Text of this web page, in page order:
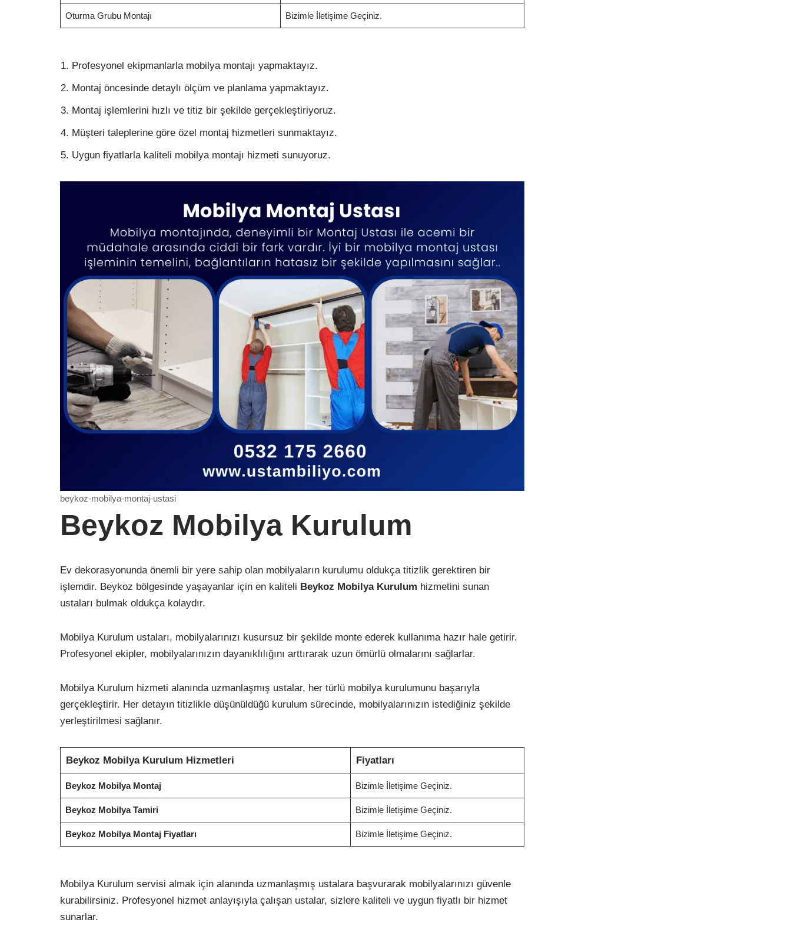
Oturma Grubu Montajı Bizimle İletişime Geçiniz.
Profesyonel ekipmanlarla mobilya montajı yapmaktayız.
Montaj öncesinde detaylı ölçüm ve planlama yapmaktayız.
Montaj işlemlerini hızlı ve titiz bir şekilde gerçekleştiriyoruz.
Müşteri taleplerine göre özel montaj hizmetleri sunmaktayız.
Uygun fiyatlarla kaliteli mobilya montajı hizmeti sunuyoruz.
beykoz-mobilya-montaj-ustasi
Beykoz Mobilya Kurulum
Ev dekorasyonunda önemli bir yere sahip olan mobilyaların kurulumu oldukça titizlik gerektiren bir
işlemdir. Beykoz bölgesinde yaşayanlar için en kaliteli Beykoz Mobilya Kurulum hizmetini sunan
ustaları bulmak oldukça kolaydır.
Mobilya Kurulum ustaları, mobilyalarınızı kusursuz bir şekilde monte ederek kullanıma hazır hale getirir.
Profesyonel ekipler, mobilyalarınızın dayanıklılığını arttırarak uzun ömürlü olmalarını sağlarlar.
Mobilya Kurulum hizmeti alanında uzmanlaşmış ustalar, her türlü mobilya kurulumunu başarıyla
gerçekleştirir. Her detayın titizlikle düşünüldüğü kurulum sürecinde, mobilyalarınızın istediğiniz şekilde
yerleştirilmesi sağlanır.
Beykoz Mobilya Kurulum Hizmetleri Fiyatları
Beykoz Mobilya Montaj Bizimle İletişime Geçiniz.
Beykoz Mobilya Tamiri Bizimle İletişime Geçiniz.
Beykoz Mobilya Montaj Fiyatları Bizimle İletişime Geçiniz.
Mobilya Kurulum servisi almak için alanında uzmanlaşmış ustalara başvurarak mobilyalarınızı güvenle
kurabilirsiniz. Profesyonel hizmet anlayışıyla çalışan ustalar, sizlere kaliteli ve uygun fiyatlı bir hizmet
sunarlar.